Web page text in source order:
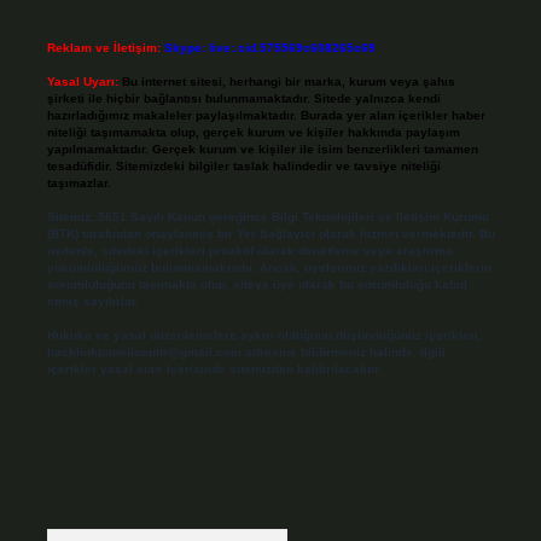
Reklam ve İletişim: Skype: live:.cid.575569c608265c69
Yasal Uyarı: Bu internet sitesi, herhangi bir marka, kurum veya şahıs
şirketi ile hiçbir bağlantısı bulunmamaktadır. Sitede yalnızca kendi
hazırladığımız makaleler paylaşılmaktadır. Burada yer alan içerikler haber
niteliği taşımamakta olup, gerçek kurum ve kişiler hakkında paylaşım
yapılmamaktadır. Gerçek kurum ve kişiler ile isim benzerlikleri tamamen
tesadüfidir. Sitemizdeki bilgiler taslak halindedir ve tavsiye niteliği
taşımazlar.
Sitemiz, 5651 Sayılı Kanun gereğince Bilgi Teknolojileri ve İletişim Kurumu
(BTK) tarafından onaylanmış bir Yer Sağlayıcı olarak hizmet vermektedir. Bu
nedenle, sitedeki içerikleri proaktif olarak denetleme veya araştırma
yükümlülüğümüz bulunmamaktadır. Ancak, üyelerimiz yazdıkları içeriklerin
sorumluluğunu taşımakta olup, siteye üye olarak bu sorumluluğu kabul
etmiş sayılırlar.
Hukuka ve yasal düzenlemelere aykırı olduğunu düşündüğünüz içerikleri,
backlinkpanelicomtr@gmail.com adresine bildirmeniz halinde, ilgili
içerikler yasal süre içerisinde sitemizden kaldırılacaktır.